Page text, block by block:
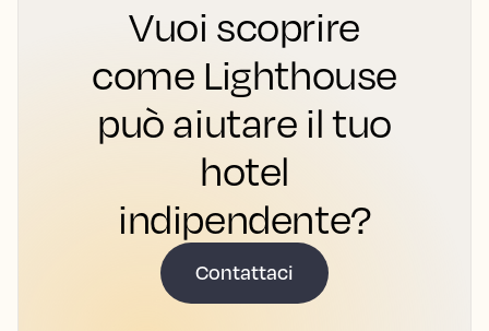
Vuoi scoprire
come Lighthouse
può aiutare il tuo
hotel
indipendente?
Contattaci